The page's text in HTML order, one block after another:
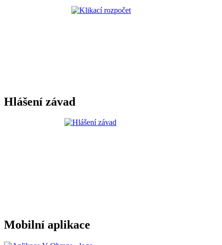
Hlášení závad
Mobilní aplikace